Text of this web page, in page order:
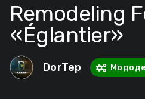
Remodeling
«Églantier»
DorTep